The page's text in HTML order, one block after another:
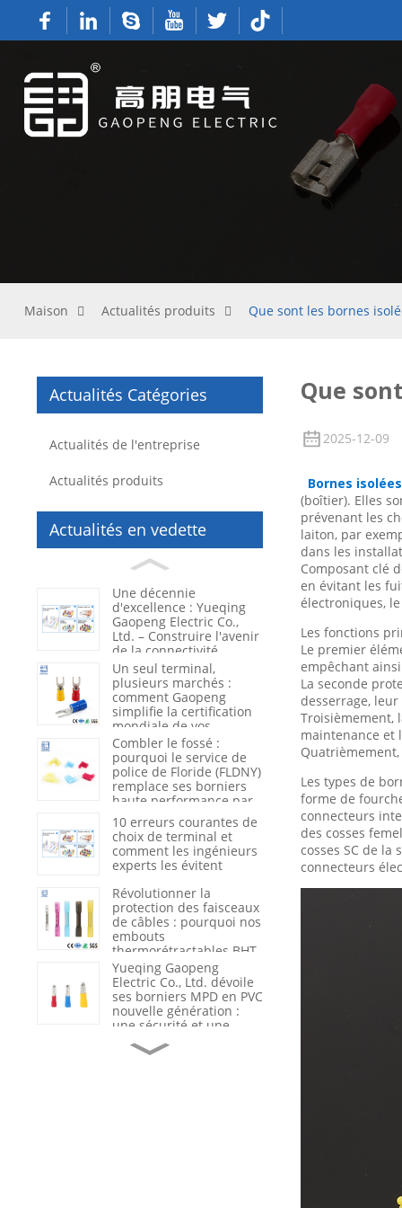
Maison Actualités produits Que sont les bornes
Actualités Catégories
Actualités de l'entreprise
Actualités produits
Actualités en vedette
Une décennie
d'excellence : Yueqing
Gaopeng Electric Co.,
Ltd. – Construire l'avenir
de la connectivité
électrique
Un seul terminal,
plusieurs marchés :
comment Gaopeng
simplifie la certification
mondiale de vos
produits
Combler le fossé :
pourquoi le service de
police de Floride (FLDNY)
remplace ses borniers
haute performance par
du nylon 66 renforcé
10 erreurs courantes de
choix de terminal et
comment les ingénieurs
experts les évitent
Révolutionner la
protection des faisceaux
de câbles : pourquoi nos
embouts
thermorétractables BHT
sont la nouvelle
référence du secteur en
matière d’étanchéité et
d’isolation
Yueqing Gaopeng
Electric Co., Ltd. dévoile
ses borniers MPD en PVC
nouvelle génération :
une sécurité et une
efficacité redéfinies dans
le câblage industriel
Du fournisseur de
produits au partenaire
Que
2025-12-09
Bornes isolées
(boîtier). Elles
prévenant les
laiton, par
dans les
Composant clé
en évitant les
électroniques,
Les fonctions
Le premier
empêchant
La seconde
desserrage,
Troisièmement,
maintenance et
Les types de
forme de
connecteurs
des cosses
cosses SC de la
connecteurs